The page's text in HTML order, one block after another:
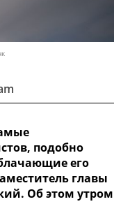
подобно
его
главы
Об этом утром